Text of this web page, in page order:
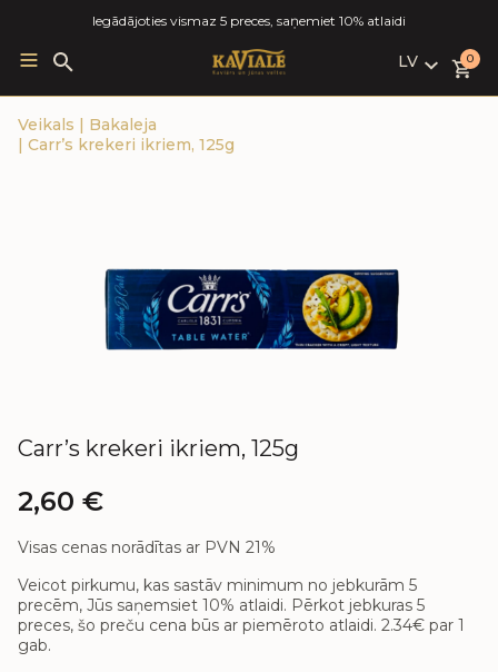
Iegādājoties vismaz 5 preces, saņemiet 10% atlaidi
Search
for:
LV
LV
0
Veikals | Bakaleja
| Carr’s krekeri ikriem, 125g
Carr’s krekeri ikriem, 125g
2,60 €
Visas cenas norādītas ar PVN 21%
Veicot pirkumu, kas sastāv minimum no jebkurām 5
precēm, Jūs saņemsiet 10% atlaidi. Pērkot jebkuras 5
preces, šo preču cena būs ar piemēroto atlaidi. 2.34€ par 1
gab.